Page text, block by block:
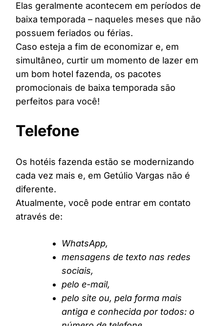
Elas geralmente acontecem em períodos de
baixa temporada – naqueles meses que não
possuem feriados ou férias.
Caso esteja a fim de economizar e, em
simultâneo, curtir um momento de lazer em
um bom hotel fazenda, os pacotes
promocionais de baixa temporada são
perfeitos para você!
Telefone
Os hotéis fazenda estão se modernizando
cada vez mais e, em Getúlio Vargas não é
diferente.
Atualmente, você pode entrar em contato
através de:
WhatsApp,
mensagens de texto nas redes
sociais,
pelo e-mail,
pelo site ou, pela forma mais
antiga e conhecida por todos: o